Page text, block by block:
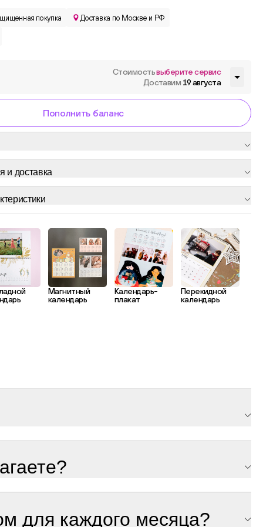
покупка Доставка по Москве и РФ
Стоимостьвыберите сервис
Доставим 19 августа
Пополнить баланс
и доставка
Магнитный
календарь
Календарь-
плакат
Перекидной
календарь
для каждого месяца?